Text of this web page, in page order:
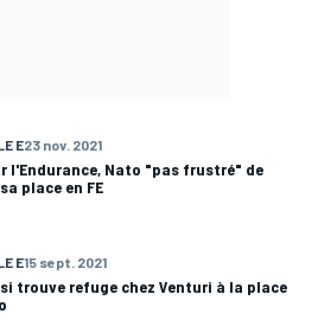
E23 nov. 2021
l'Endurance, Nato "pas frustré" de
place en FE
E15 sept. 2021
trouve refuge chez Venturi à la place